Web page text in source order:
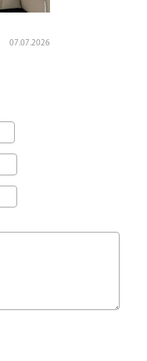
07.07.2026